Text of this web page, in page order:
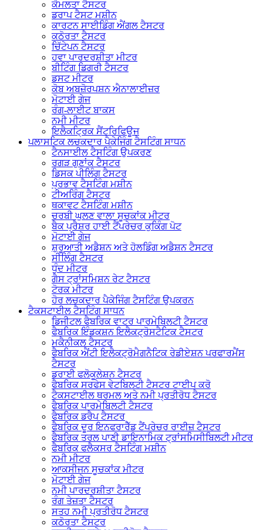
ਕੋਮਲਤਾ ਟੈਸਟਰ
ਡਰਾਪ ਟੈਸਟ ਮਸ਼ੀਨ
ਕਾਰਟਨ ਸਾਈਡਿੰਗ ਐਂਗਲ ਟੈਸਟਰ
ਕਠੋਰਤਾ ਟੈਸਟਰ
ਚਿੱਟੇਪਨ ਟੈਸਟਰ
ਹਵਾ ਪਾਰਦਰਸ਼ੀਤਾ ਮੀਟਰ
ਬੀਟਿੰਗ ਡਿਗਰੀ ਟੈਸਟਰ
ਡਸਟ ਮੀਟਰ
ਕੋਬ ਅਬਜ਼ੋਰਪਸ਼ਨ ਐਨਾਲਾਈਜ਼ਰ
ਮੋਟਾਈ ਗੇਜ
ਰੰਗ-ਲਾਈਟ ਬਾਕਸ
ਨਮੀ ਮੀਟਰ
ਇਲੈਕਟ੍ਰਿਕ ਸੈਂਟਰਿਫਿਊਜ
ਪਲਾਸਟਿਕ ਲਚਕਦਾਰ ਪੈਕੇਜਿੰਗ ਟੈਸਟਿੰਗ ਸਾਧਨ
ਟੈਨਸਾਈਲ ਟੈਸਟਿੰਗ ਉਪਕਰਣ
ਰਗੜ ਗੁਣਾਂਕ ਟੈਸਟਰ
ਡਿਸਕ ਪੀਲਿੰਗ ਟੈਸਟਰ
ਪ੍ਰਭਾਵ ਟੈਸਟਿੰਗ ਮਸ਼ੀਨ
ਟੀਅਰਿੰਗ ਟੈਸਟਰ
ਥਕਾਵਟ ਟੈਸਟਿੰਗ ਮਸ਼ੀਨ
ਚਰਬੀ ਘੁਲਣ ਵਾਲਾ ਸੂਚਕਾਂਕ ਮੀਟਰ
ਬੈਕ ਪ੍ਰੈਸ਼ਰ ਹਾਈ ਟੈਂਪਰੇਚਰ ਕੁਕਿੰਗ ਪੋਟ
ਮੋਟਾਈ ਗੇਜ
ਸ਼ੁਰੂਆਤੀ ਅਡੈਸ਼ਨ ਅਤੇ ਹੋਲਡਿੰਗ ਅਡੈਸ਼ਨ ਟੈਸਟਰ
ਸੀਲਿੰਗ ਟੈਸਟਰ
ਧੁੰਦ ਮੀਟਰ
ਗੈਸ ਟ੍ਰਾਂਸਮਿਸ਼ਨ ਰੇਟ ਟੈਸਟਰ
ਟੋਰਕ ਮੀਟਰ
ਹੋਰ ਲਚਕਦਾਰ ਪੈਕੇਜਿੰਗ ਟੈਸਟਿੰਗ ਉਪਕਰਨ
ਟੈਕਸਟਾਈਲ ਟੈਸਟਿੰਗ ਸਾਧਨ
ਡਿਜੀਟਲ ਫੈਬਰਿਕ ਵਾਟਰ ਪਾਰਮੇਬਿਲਟੀ ਟੈਸਟਰ
ਫੈਬਰਿਕ ਇੰਡਕਸ਼ਨ ਇਲੈਕਟ੍ਰੋਸਟੈਟਿਕ ਟੈਸਟਰ
ਮਕੈਨੀਕਲ ਟੈਸਟਰ
ਫੈਬਰਿਕ ਐਂਟੀ ਇਲੈਕਟ੍ਰੋਮੈਗਨੈਟਿਕ ਰੇਡੀਏਸ਼ਨ ਪਰਫਾਰਮੈਂਸ
ਟੈਸਟਰ
ਡਰਾਈ ਫਲੋਕੂਲੇਸ਼ਨ ਟੈਸਟਰ
ਫੈਬਰਿਕ ਸਰਫੇਸ ਵੇਟਬਿਲਟੀ ਟੈਸਟਰ ਟਾਈਪ ਕਰੋ
ਟੈਕਸਟਾਈਲ ਥਰਮਲ ਅਤੇ ਨਮੀ ਪ੍ਰਤੀਰੋਧ ਟੈਸਟਰ
ਫੈਬਰਿਕ ਪਾਰਮੇਬਿਲਟੀ ਟੈਸਟਰ
ਫੈਬਰਿਕ ਡਰੈਪ ਟੈਸਟਰ
ਫੈਬਰਿਕ ਦੂਰ ਇਨਫਰਾਰੈੱਡ ਟੈਂਪਰੇਚਰ ਰਾਈਜ਼ ਟੈਸਟਰ
ਫੈਬਰਿਕ ਤਰਲ ਪਾਣੀ ਡਾਇਨਾਮਿਕ ਟ੍ਰਾਂਸਮਿਸੀਬਿਲਟੀ ਮੀਟਰ
ਫੈਬਰਿਕ ਫਲੈਕਸਰ ਟੈਸਟਿੰਗ ਮਸ਼ੀਨ
ਨਮੀ ਮੀਟਰ
ਆਕਸੀਜਨ ਸੂਚਕਾਂਕ ਮੀਟਰ
ਮੋਟਾਈ ਗੇਜ
ਨਮੀ ਪਾਰਦਰਸ਼ੀਤਾ ਟੈਸਟਰ
ਰੰਗ ਤੇਜ਼ਤਾ ਟੈਸਟਰ
ਸਤਹ ਨਮੀ ਪ੍ਰਤੀਰੋਧ ਟੈਸਟਰ
ਕਠੋਰਤਾ ਟੈਸਟਰ